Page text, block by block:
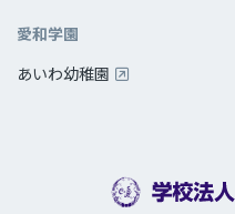
愛和学園
あいわ幼稚園